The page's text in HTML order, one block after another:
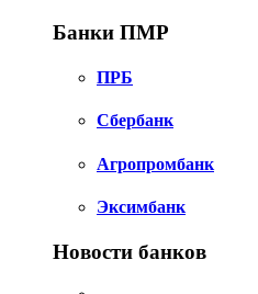
Банки ПМР
ПРБ
Сбербанк
Агропромбанк
Эксимбанк
Новости банков